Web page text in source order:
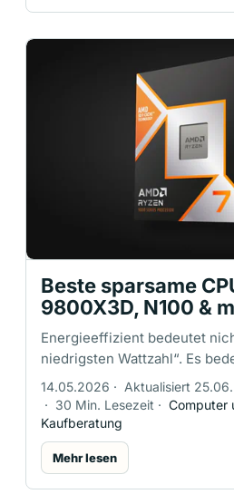
Beste sparsame
9800X3D, N100 &
Energieeffizient bedeutet
niedrigsten Wattzahl“. Es
Prozessor für die Art und
tatsächlich genutzt wird: …
14.05.2026 · Aktualisiert
· 30 Min. Lesezeit · Computer
Kaufberatung
Mehr lesen